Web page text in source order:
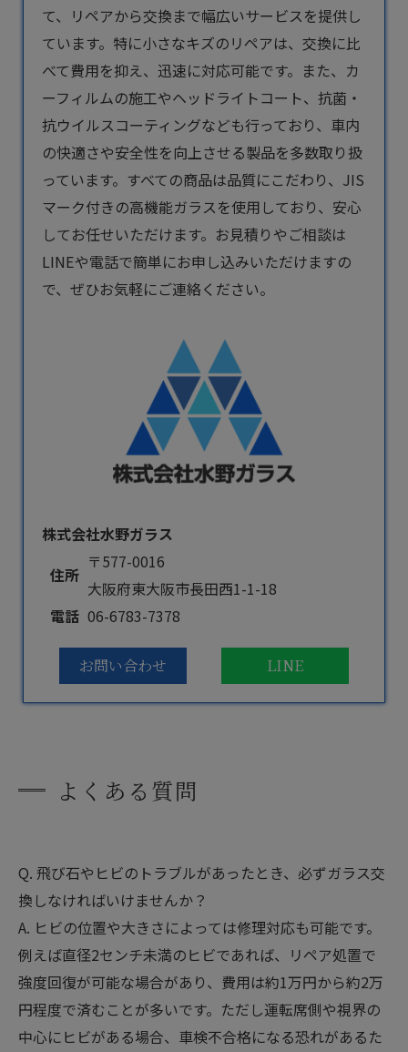
て、リペアから交換まで幅広いサービスを提供し
ています。特に小さなキズのリペアは、交換に比
べて費用を抑え、迅速に対応可能です。また、カ
ーフィルムの施工やヘッドライトコート、抗菌・
抗ウイルスコーティングなども行っており、車内
の快適さや安全性を向上させる製品を多数取り扱
っています。すべての商品は品質にこだわり、JIS
マーク付きの高機能ガラスを使用しており、安心
してお任せいただけます。お見積りやご相談は
LINEや電話で簡単にお申し込みいただけますの
で、ぜひお気軽にご連絡ください。
株式会社水野ガラス
住所
〒577-0016
大阪府東大阪市長田西1-1-18
電話 06-6783-7378
お問い合わせ LINE
よくある質問
Q. 飛び石やヒビのトラブルがあったとき、必ずガラス交
換しなければいけませんか？
A. ヒビの位置や大きさによっては修理対応も可能です。
例えば直径2センチ未満のヒビであれば、リペア処置で
強度回復が可能な場合があり、費用は約1万円から約2万
円程度で済むことが多いです。ただし運転席側や視界の
中心にヒビがある場合、車検不合格になる恐れがあるた